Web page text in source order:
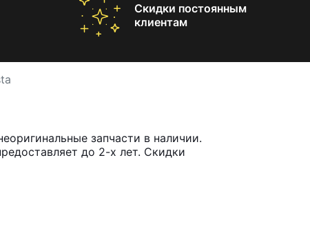
Скидки постоянным
клиентам
запчасти в наличии.
до 2-х лет. Скидки